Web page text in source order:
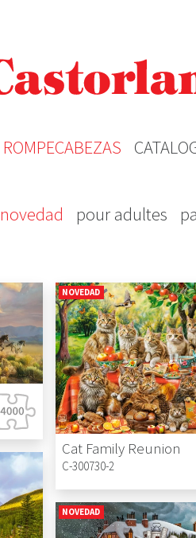
ROMPECABEZAS
novedad pour adultes
NOVEDAD
Cat Family Reunion
C-300730-2
NOVEDAD